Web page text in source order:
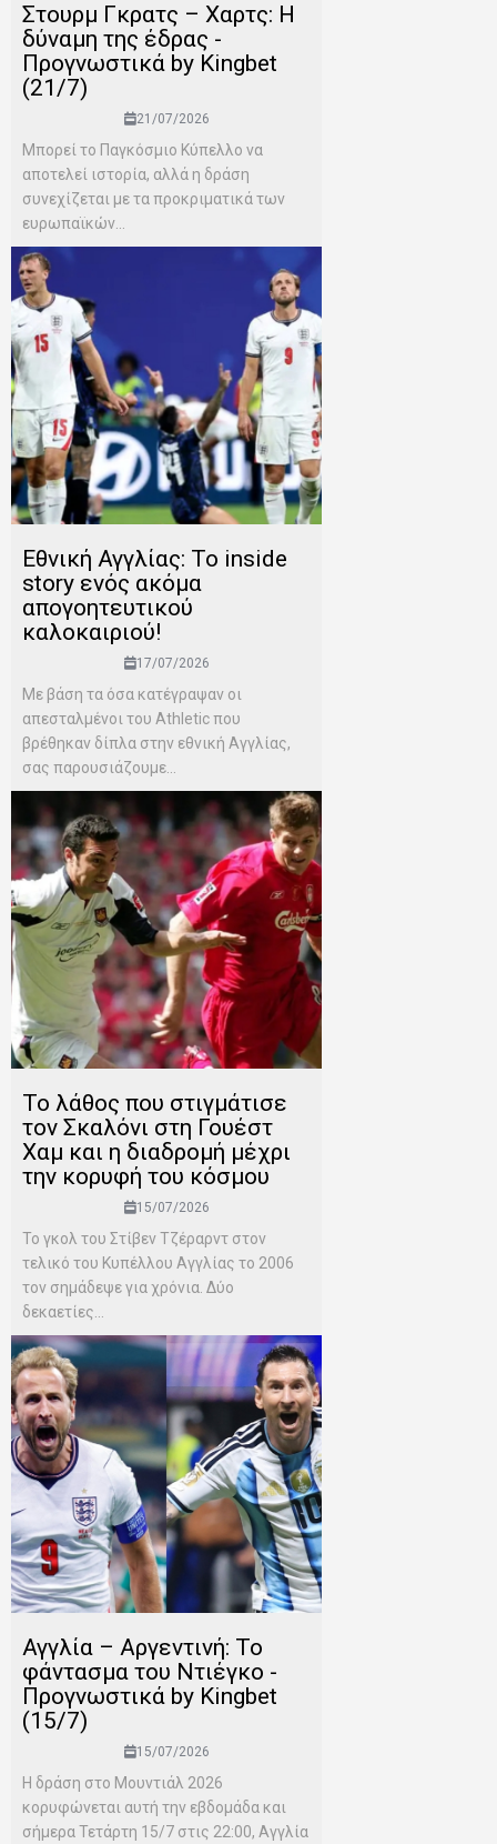
Στουρμ Γκρατς – Χαρτς: Η
δύναμη της έδρας -
Προγνωστικά by Kingbet
(21/7)
21/07/2026
Μπορεί το Παγκόσμιο Κύπελλο να
αποτελεί ιστορία, αλλά η δράση
συνεχίζεται με τα προκριματικά των
ευρωπαϊκών...
Εθνική Αγγλίας: Το inside
story ενός ακόμα
απογοητευτικού
καλοκαιριού!
17/07/2026
Mε βάση τα όσα κατέγραψαν οι
απεσταλμένοι του Αthletic που
βρέθηκαν δίπλα στην εθνική Αγγλίας,
σας παρουσιάζουμε...
Το λάθος που στιγμάτισε
τον Σκαλόνι στη Γουέστ
Χαμ και η διαδρομή μέχρι
την κορυφή του κόσμου
15/07/2026
Το γκολ του Στίβεν Τζέραρντ στον
τελικό του Κυπέλλου Αγγλίας το 2006
τον σημάδεψε για χρόνια. Δύο
δεκαετίες...
Αγγλία – Αργεντινή: Το
φάντασμα του Ντιέγκο -
Προγνωστικά by Kingbet
(15/7)
15/07/2026
Η δράση στο Μουντιάλ 2026
κορυφώνεται αυτή την εβδομάδα και
σήμερα Τετάρτη 15/7 στις 22:00, Αγγλία